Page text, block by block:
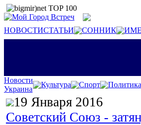
НОВОСТИСТАТЬИ СОННИК
Новости
Украина
Культура Спорт Политика
19 Января 2016
Советский Союз -